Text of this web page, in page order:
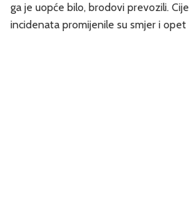
ga je uopće bilo, brodovi prevozili.
incidenata promijenile su smjer i opet